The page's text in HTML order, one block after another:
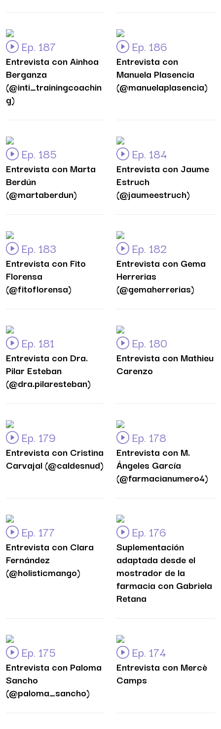
Ep. 187
Entrevista con Ainhoa
Berganza
(@inti_trainingcoachin
g)
Ep. 186
Entrevista con
Manuela Plasencia
(@manuelaplasencia)
Ep. 185
Entrevista con Marta
Berdún
(@martaberdun)
Ep. 184
Entrevista con Jaume
Estruch
(@jaumeestruch)
Ep. 183
Entrevista con Fito
Florensa
(@fitoflorensa)
Ep. 182
Entrevista con Gema
Herrerias
(@gemaherrerias)
Ep. 181
Entrevista con Dra.
Pilar Esteban
(@dra.pilaresteban)
Ep. 180
Entrevista con Mathieu
Carenzo
Ep. 179
Entrevista con Cristina
Carvajal (@caldesnud)
Ep. 178
Entrevista con M.
Ángeles García
(@farmacianumero4)
Ep. 177
Entrevista con Clara
Fernández
(@holisticmango)
Ep. 176
Suplementación
adaptada desde el
mostrador de la
farmacia con Gabriela
Retana
Ep. 175
Entrevista con Paloma
Sancho
(@paloma_sancho)
Ep. 174
Entrevista con Mercè
Camps